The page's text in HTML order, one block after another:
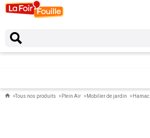
Tous nos produits Plein Air Mobilier de jardin Hamac